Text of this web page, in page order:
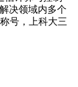
决领域内多个
号，上科大三